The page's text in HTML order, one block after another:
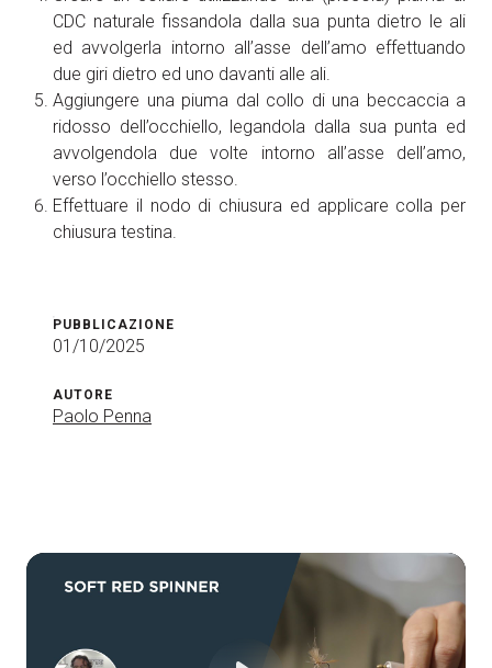
CDC naturale fissandola dalla sua punta dietro le ali
ed avvolgerla intorno all’asse dell’amo effettuando
due giri dietro ed uno davanti alle ali.
Aggiungere una piuma dal collo di una beccaccia a
ridosso dell’occhiello, legandola dalla sua punta ed
avvolgendola due volte intorno all’asse dell’amo,
verso l’occhiello stesso.
Effettuare il nodo di chiusura ed applicare colla per
chiusura testina.
PUBBLICAZIONE
01/10/2025
AUTORE
Paolo Penna